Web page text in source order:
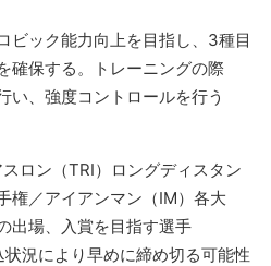
ビック能力向上を目指し、3種目
確保する。トレーニングの際
い、強度コントロールを行う
ロン（TRI）ロングディスタン
権／アイアンマン（IM）各大
出場、入賞を目指す選手
況により早めに締め切る可能性